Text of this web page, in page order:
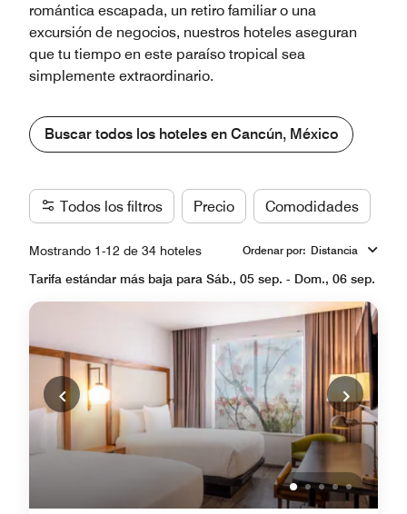
romántica escapada, un retiro familiar o una
excursión de negocios, nuestros hoteles aseguran
que tu tiempo en este paraíso tropical sea
simplemente extraordinario.
Buscar todos los hoteles en Cancún, México
Todos los filtros Precio Comodidades
Mostrando 1-12 de 34 hoteles Ordenar por: Distancia
Tarifa estándar más baja para Sáb., 05 sep. - Dom., 06 sep.